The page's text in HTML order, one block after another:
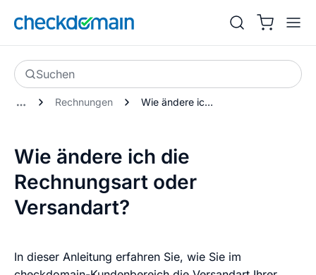
Suchen
Rechnungen Wie ändere ich die Rechnungsart oder Versandart?
Wie ändere ich die
Rechnungsart oder
Versandart?
In dieser Anleitung erfahren Sie, wie Sie im